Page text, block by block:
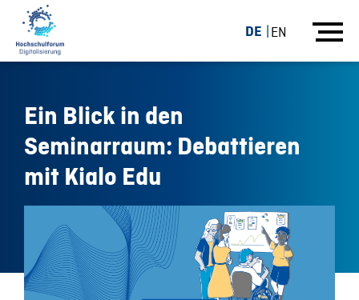
DE EN
Ein Blick in den
Seminarraum: Debattieren
mit Kialo Edu